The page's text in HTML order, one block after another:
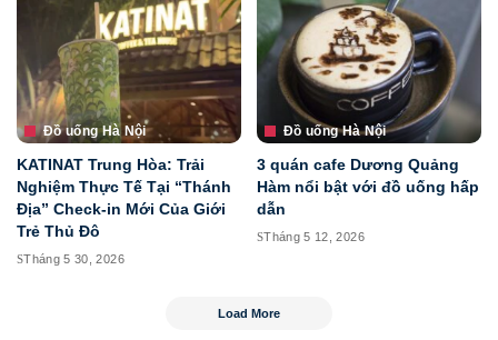
Đồ uống Hà Nội
KATINAT Trung Hòa: Trải
Nghiệm Thực Tế Tại “Thánh
Địa” Check-in Mới Của Giới
Trẻ Thủ Đô
Tháng 5 30, 2026
Đồ uống Hà Nội
3 quán cafe Dương Quảng
Hàm nổi bật với đồ uống hấp
dẫn
Tháng 5 12, 2026
Load More